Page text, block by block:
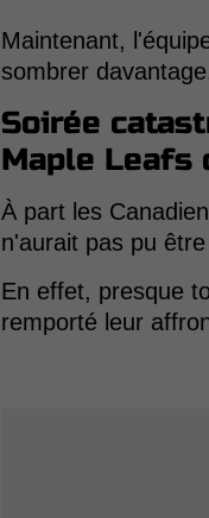
Maintenant,
sombrer
Soirée
Maple Leafs
À part les
n'aurait pas pu être
En effet, presque
remporté leur